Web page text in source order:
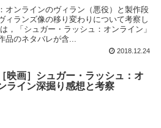
オンラインのヴィラン（悪役）と製作段
ィランズ像の移り変わりについて考察し
，「シュガー・ラッシュ：オンライン」
品のネタバレが含...
2018.12.24
［映画］シュガー・ラッシュ：オ
ライン深掘り感想と考察